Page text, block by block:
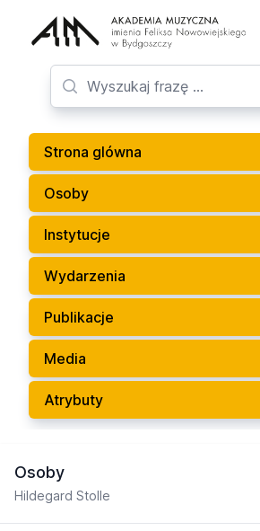
Strona glówna
Osoby
Instytucje
Wydarzenia
Publikacje
Media
Atrybuty
Osoby
Hildegard Stolle